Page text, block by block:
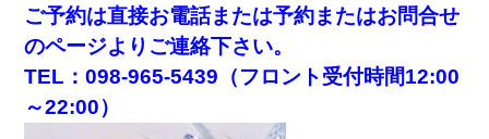
ご予約は直接お電話または予約またはお問合せ
のページよりご連絡下さい。
TEL：098-965-5439（フロント受付時間12:00
～22:00）